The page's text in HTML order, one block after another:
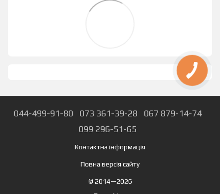
044-499-91-80 073 361-39-28
067 879-14-74
099 296-51-65
Контактна інформація
Повна версія сайту
© 2014—2026